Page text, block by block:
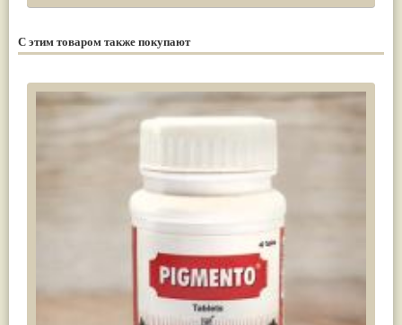
С этим товаром также покупают